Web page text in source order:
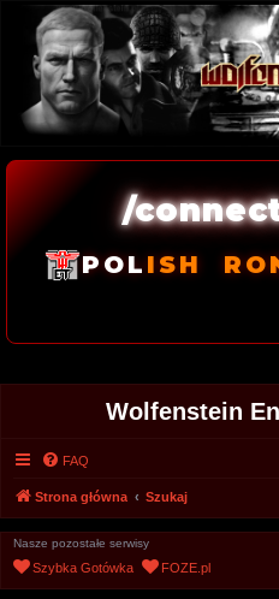
/
POL ISH
Wolfenstein
FAQ
Strona główna Szukaj
Nasze pozostałe serwisy
Szybka Gotówka FOZE.pl